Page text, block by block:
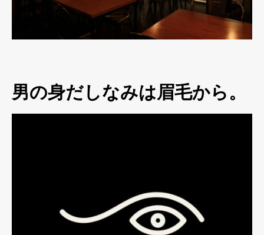
男の身だしなみは眉毛から。